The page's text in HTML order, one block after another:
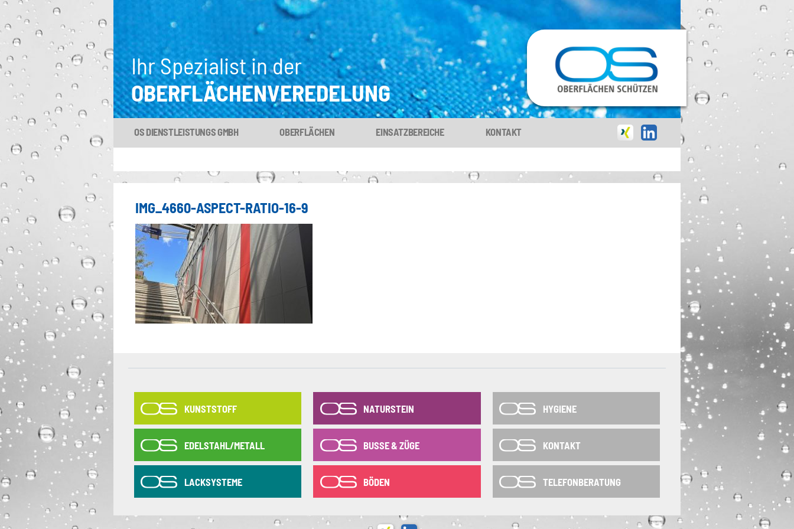
Ihr Spezialist in der
OBERFLÄCHENVEREDELUNG
OS DIENSTLEISTUNGS GMBH OBERFLÄCHEN EINSATZBEREICHE KONTAKT
IMG_4660-ASPECT-RATIO-16-9
KUNSTSTOFF
EDELSTAHL/METALL
LACKSYSTEME
NATURSTEIN
BUSSE & ZÜGE
BÖDEN
HYGIENE
KONTAKT
TELEFONBERATUNG